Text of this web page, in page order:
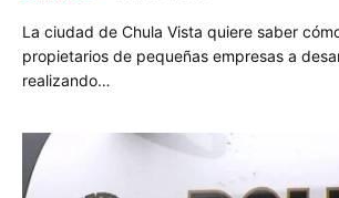
La ciudad de Chula Vista quiere saber
propietarios de pequeñas empresas a
realizando…